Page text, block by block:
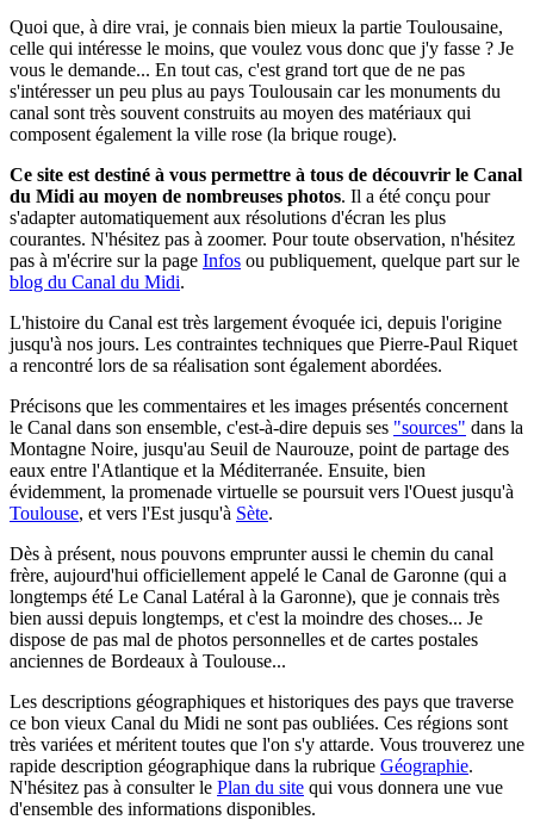
Quoi que, à dire vrai, je connais bien mieux la partie Toulousaine,
celle qui intéresse le moins, que voulez vous donc que j'y fasse ? Je
vous le demande... En tout cas, c'est grand tort que de ne pas
s'intéresser un peu plus au pays Toulousain car les monuments du
canal sont très souvent construits au moyen des matériaux qui
composent également la ville rose (la brique rouge).
Ce site est destiné à vous permettre à tous de découvrir le Canal
du Midi au moyen de nombreuses photos. Il a été conçu pour
s'adapter automatiquement aux résolutions d'écran les plus
courantes. N'hésitez pas à zoomer. Pour toute observation, n'hésitez
pas à m'écrire sur la page Infos ou publiquement, quelque part sur le
blog du Canal du Midi.
L'histoire du Canal est très largement évoquée ici, depuis l'origine
jusqu'à nos jours. Les contraintes techniques que Pierre-Paul Riquet
a rencontré lors de sa réalisation sont également abordées.
Précisons que les commentaires et les images présentés concernent
le Canal dans son ensemble, c'est-à-dire depuis ses "sources" dans la
Montagne Noire, jusqu'au Seuil de Naurouze, point de partage des
eaux entre l'Atlantique et la Méditerranée. Ensuite, bien
évidemment, la promenade virtuelle se poursuit vers l'Ouest jusqu'à
Toulouse, et vers l'Est jusqu'à Sète.
Dès à présent, nous pouvons emprunter aussi le chemin du canal
frère, aujourd'hui officiellement appelé le Canal de Garonne (qui a
longtemps été Le Canal Latéral à la Garonne), que je connais très
bien aussi depuis longtemps, et c'est la moindre des choses... Je
dispose de pas mal de photos personnelles et de cartes postales
anciennes de Bordeaux à Toulouse...
Les descriptions géographiques et historiques des pays que traverse
ce bon vieux Canal du Midi ne sont pas oubliées. Ces régions sont
très variées et méritent toutes que l'on s'y attarde. Vous trouverez une
rapide description géographique dans la rubrique Géographie.
N'hésitez pas à consulter le Plan du site qui vous donnera une vue
d'ensemble des informations disponibles.